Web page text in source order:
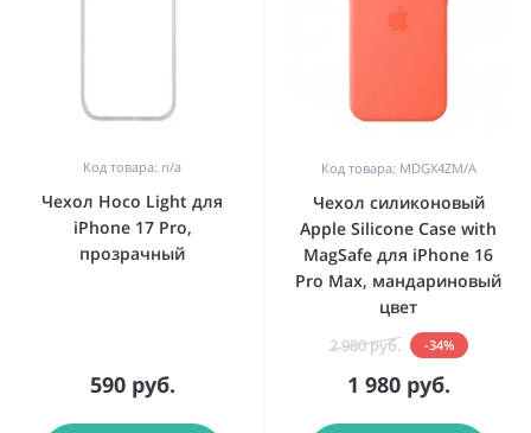
Код товара: n/a
Чехол Hoco Light для
iPhone 17 Pro,
прозрачный
590 руб.
Код товара: MDGX4ZM/A
Чехол силиконовый
Apple Silicone Case with
MagSafe для iPhone 16
Pro Max, мандариновый
цвет
2 980 руб. -34%
1 980 руб.